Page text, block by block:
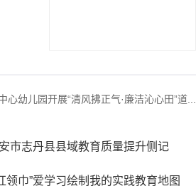
心幼儿园开展“清风拂正气·廉洁沁心田”道...
市志丹县县域教育质量提升侧记
领巾”爱学习绘制我的实践教育地图